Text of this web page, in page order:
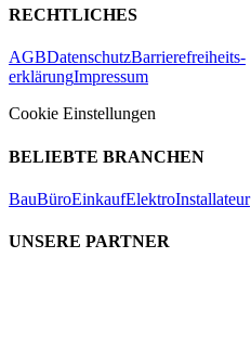
RECHTLICHES
AGBDatenschutzBarrierefreiheits-
erklärungImpressum
Cookie Einstellungen
BELIEBTE BRANCHEN
BauBüroEinkaufElektroInstallateur
UNSERE PARTNER